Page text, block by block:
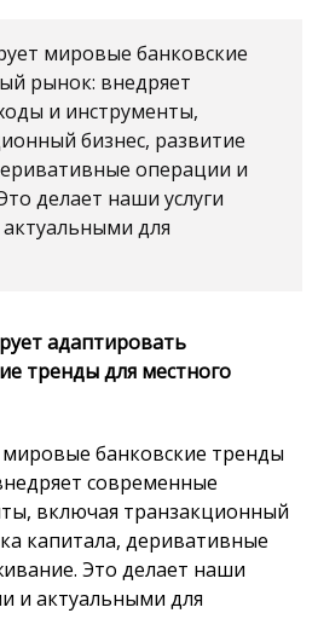
мировые банковские
рынок: внедряет
и инструменты,
бизнес, развитие
операции и
делает наши услуги
для
адаптировать
тренды для местного
банковские тренды
современные
включая транзакционный
капитала, деривативные
Это делает наши
и актуальными для